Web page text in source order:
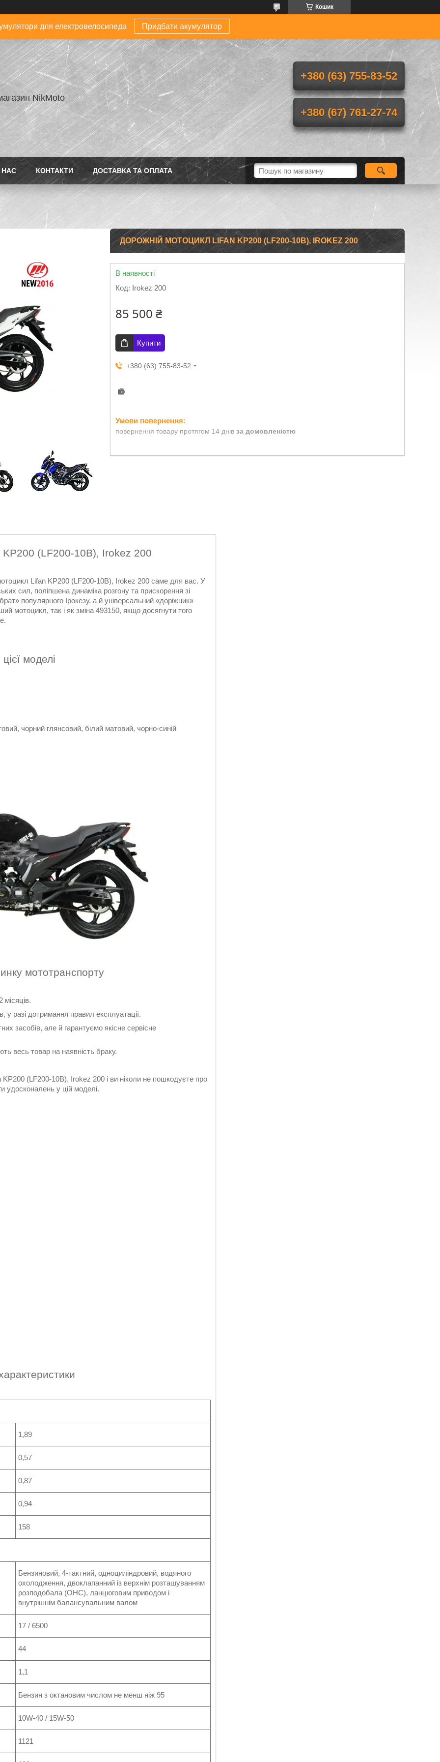
Кошик
для електровелосипеда Придбати акумулятор
NikMoto
+380 (63) 755-83-52
+380 (67) 761-27-74
НАС КОНТАКТИ ДОСТАВКА ТА ОПЛАТА
ДОРОЖНІЙ МОТОЦИКЛ LIFAN KP200 (LF200-10B), IROKEZ 200
В наявності
Код: Irokez 200
85 500 ₴
Купити
+380 (63) 755-83-52
повернення товару протягом 14 днів за домовленістю
(LF200-10B), Irokez 200
Lifan KP200 (LF200-10B), Irokez 200 саме для вас. У
сил, поліпшена динаміка розгону та прискорення зі
популярного Ірокезу, а й універсальний «доріжник»
мотоцикл, так і як зміна 493150, якщо досягнути того
моделі
чорний глянсовий, білий матовий, чорно-синій
мототранспорту
місяців.
у разі дотримання правил експлуатації.
засобів, але й гарантуємо якісне сервісне
весь товар на наявність браку.
(LF200-10B), Irokez 200 і ви ніколи не пошкодуєте про
удосконалень у цій моделі.
1,89
0,57
0,87
0,94
158
Бензиновий, 4-тактний, одноциліндровий, водяного
охолодження, двоклапанний із верхнім розташуванням
розподобала (OHC), ланцюговим приводом і
внутрішнім балансувальним валом
17 / 6500
44
1,1
Бензин з октановим числом не менш ніж 95
10W-40 / 15W-50
1121